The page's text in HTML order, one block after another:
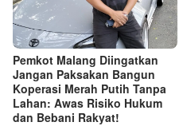
Pemkot Malang Diingatkan
Jangan Paksakan Bangun
Koperasi Merah Putih Tanpa
Lahan: Awas Risiko Hukum
dan Bebani Rakyat!